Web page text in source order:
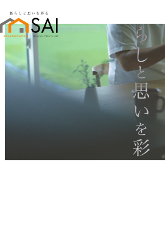
暮らし
と
思い
を
彩る